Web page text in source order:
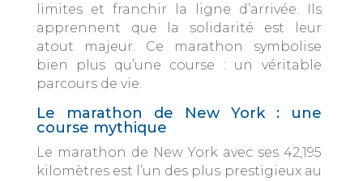
limites et franchir la ligne d’arrivée. Ils
apprennent que la solidarité est leur
atout majeur. Ce marathon symbolise
bien plus qu’une course : un véritable
parcours de vie.
Le marathon de New York : une
course mythique
Le marathon de New York avec ses 42,195
kilomètres est l’un des plus prestigieux au